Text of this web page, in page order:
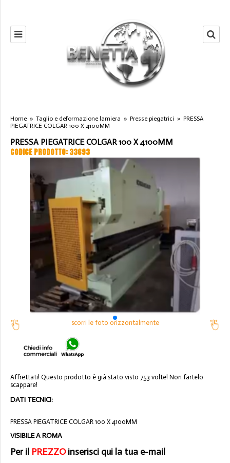
Home » Taglio e deformazione lamiera » Presse piegatrici » PRESSA
PIEGATRICE COLGAR 100 X 4100MM
PRESSA PIEGATRICE COLGAR 100 X 4100MM
CODICE PRODOTTO: 33693
scorri le foto orizzontalmente
Affrettati! Questo prodotto è già stato visto 753 volte! Non fartelo
scappare!
DATI TECNICI:
PRESSA PIEGATRICE COLGAR 100 X 4100MM
VISIBILE A ROMA
Per il PREZZOinserisci qui la tua e-mail